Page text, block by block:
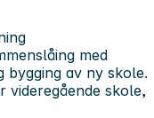
med
bygging av ny skole.
videregående skole,